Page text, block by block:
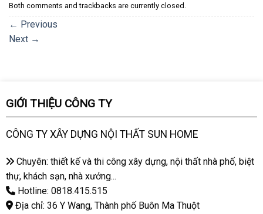
Both comments and trackbacks are currently closed.
← Previous
Next →
GIỚI THIỆU CÔNG TY
CÔNG TY XÂY DỰNG NỘI THẤT SUN HOME
Chuyên: thiết kế và thi công xây dựng, nội thất nhà phố, biệt
thự, khách sạn, nhà xưởng...
Hotline: 0818.415.515
Địa chỉ: 36 Y Wang, Thành phố Buôn Ma Thuột